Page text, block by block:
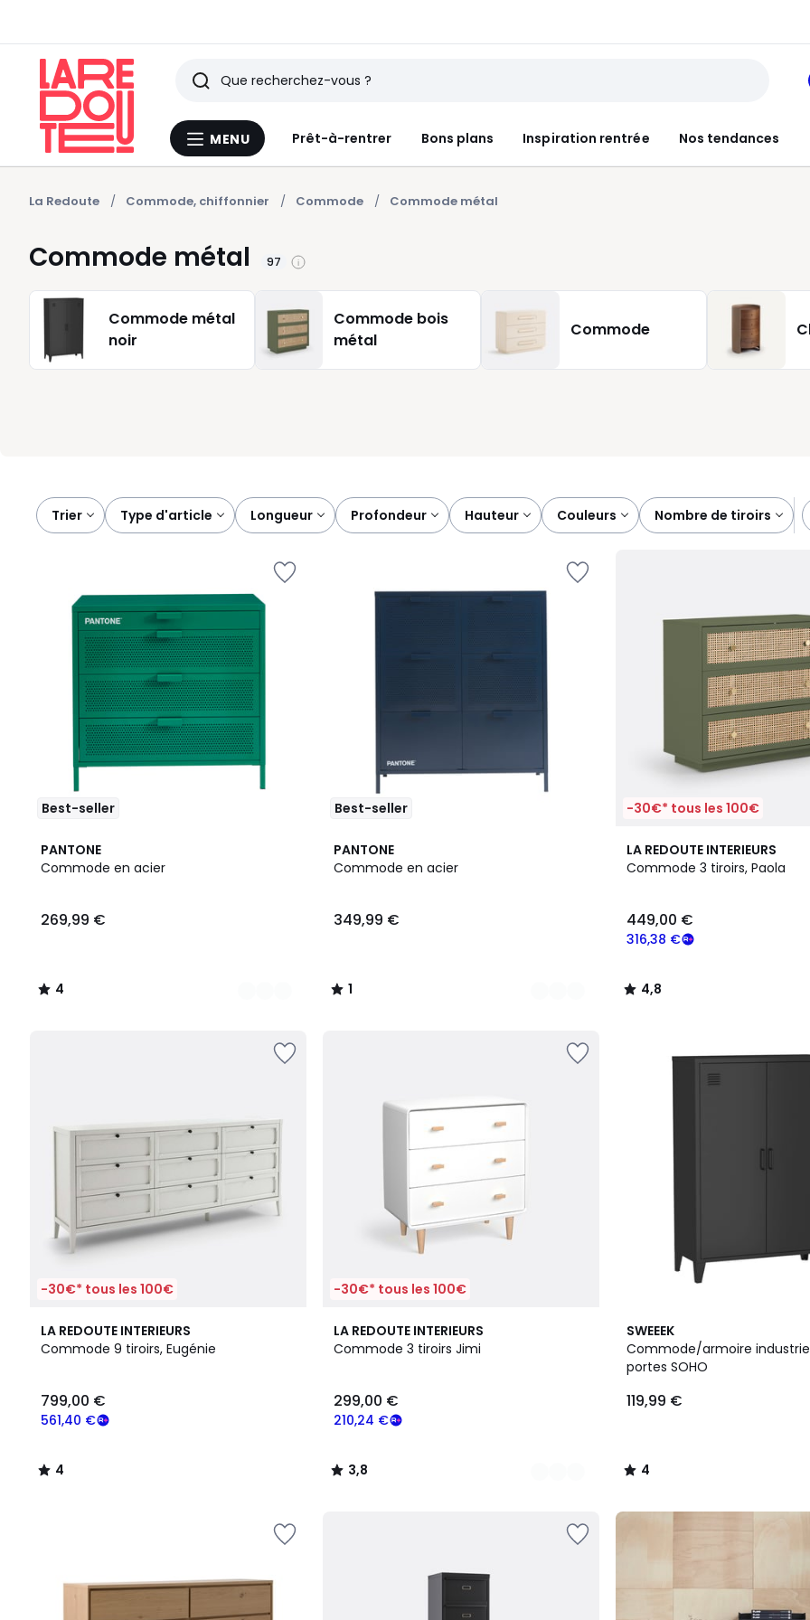
Menu
MENU Prêt-à-rentrer Bons plans Inspiration rentrée Nos tendances
Rechercher
Derniers
articles
vus
La Redoute Commode, chiffonnier Commode Commode métal
Commode métal 97
Commode métal
noir
Commode bois
métal
Commode
Trier
type d'article longueur profondeur hauteur couleurs nombre de tiroirs
Best-seller
PANTONE
Commode en acier
€.
269,99 €
4
/
4
Couleurs
4
/
Best-seller
PANTONE
Commode en acier
349,99 €
1
/
7
Couleurs
1
/
-30€* tous les 100€
LA REDOUTE INTERIEURS
Commode 3 tiroirs, Paola
316,38 €
449,00 €
4,8
/ 5
2
Couleurs
4,8
/
-30€* tous les 100€
LA REDOUTE INTERIEURS
Commode 9 tiroirs, Eugénie
561,40 €
799,00 €
4
/
4
/
-30€* tous les 100€
LA REDOUTE INTERIEURS
Commode 3 tiroirs Jimi
210,24 €
299,00 €
3,8
/ 5
2
Couleurs
3,8
/
SWEEEK
Commode/armoire
portes SOHO
119,99 €
4
/
5
4
Couleurs
4
/